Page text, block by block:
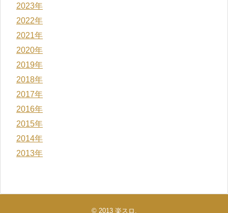
2023年
2022年
2021年
2020年
2019年
2018年
2017年
2016年
2015年
2014年
2013年
© 2013 楽スロ